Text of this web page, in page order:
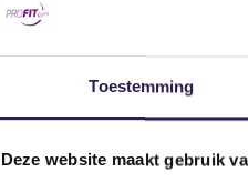
Toestemming
Deze website maakt gebruik
Roeien is een totale
out beweeg je jezelf